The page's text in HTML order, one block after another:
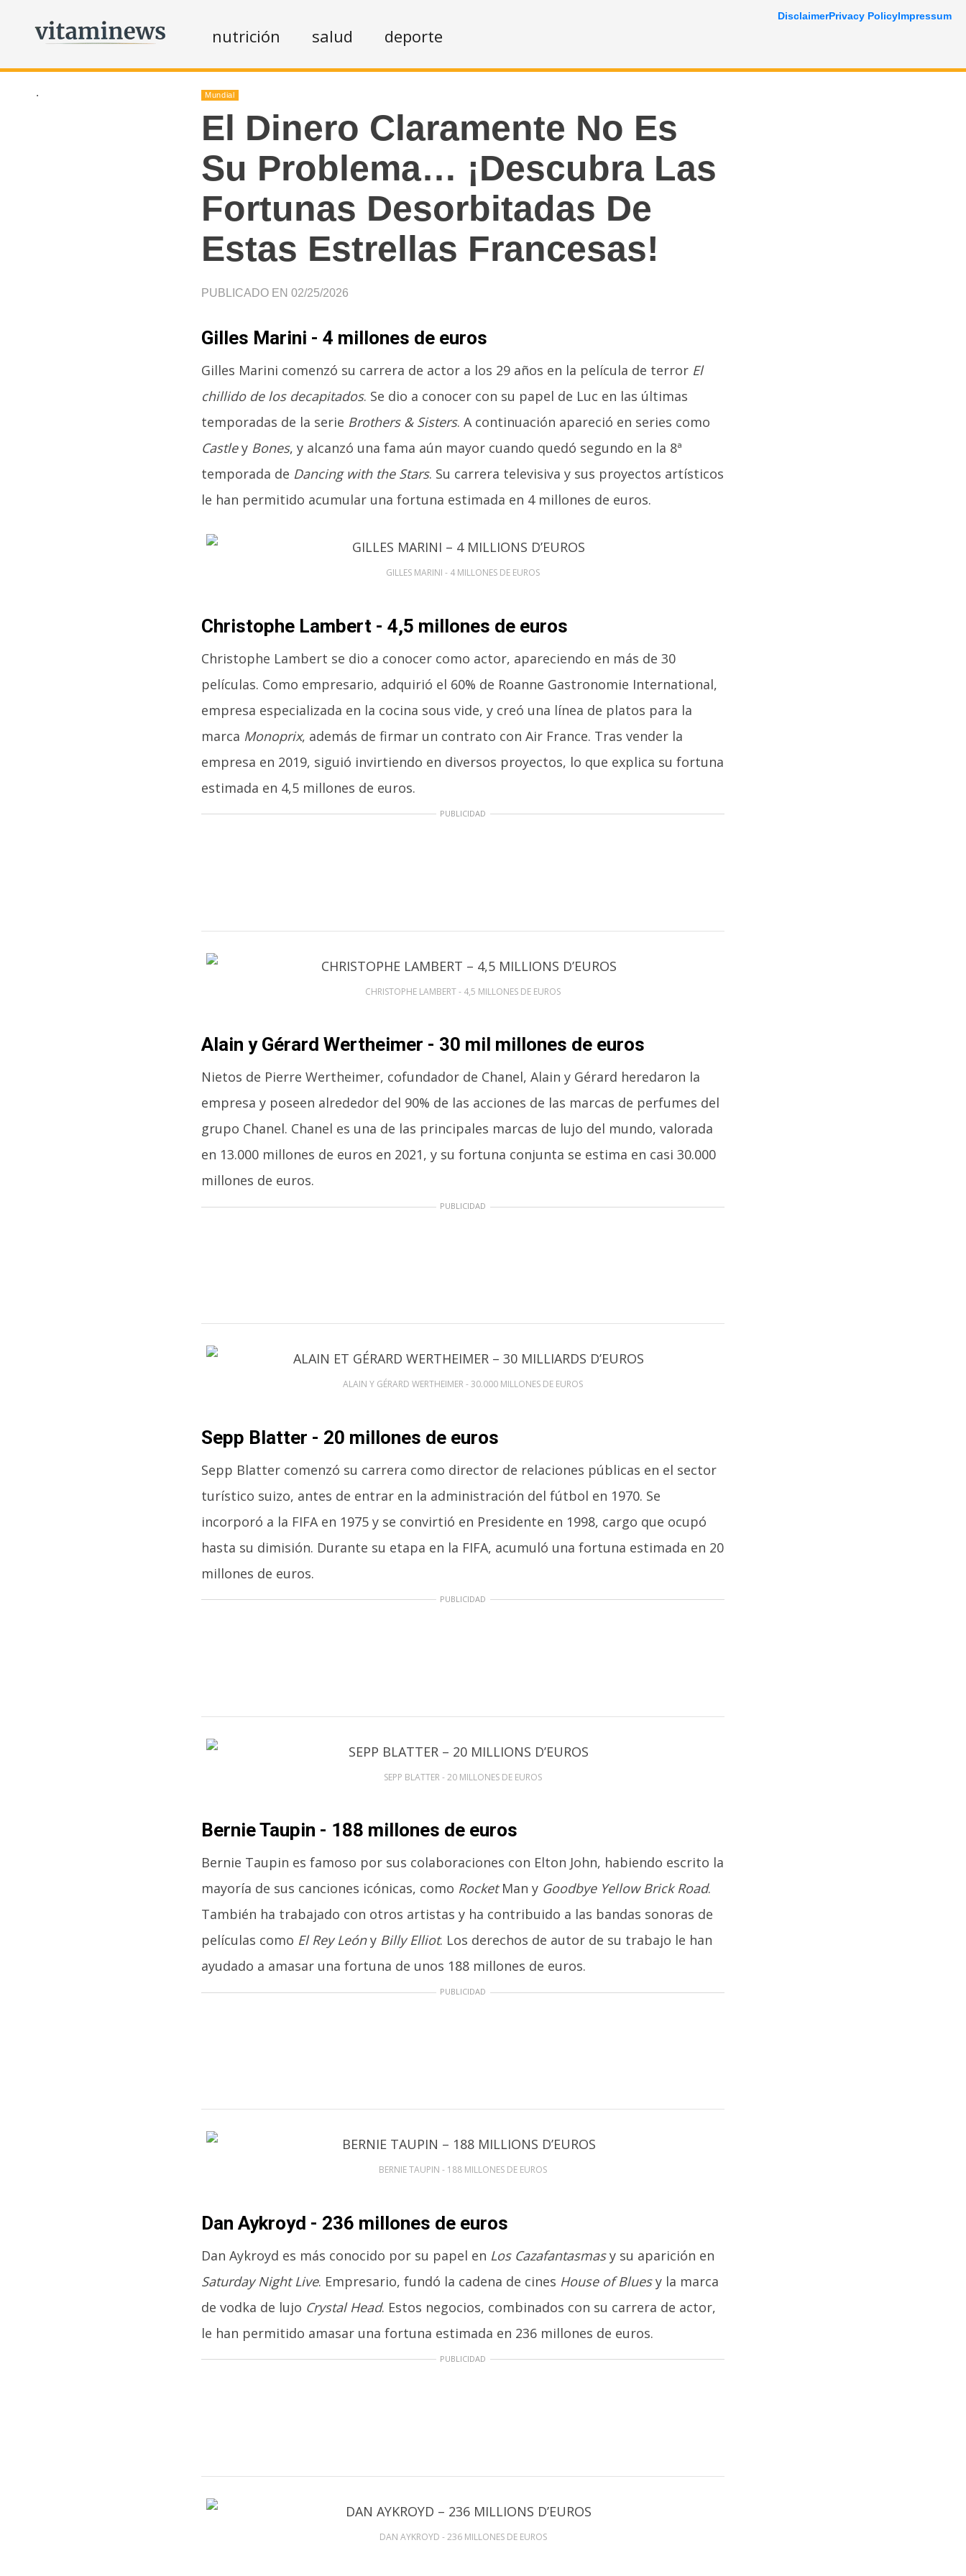
nutrición salud deporte
. Mundial
El Dinero Claramente No Es
Su Problema… ¡Descubra Las
Fortunas Desorbitadas De
Estas Estrellas Francesas!
PUBLICADO EN 02/25/2026
Gilles Marini - 4 millones de euros
Gilles Marini comenzó su carrera de actor a los 29 años en la película de terror El
chillido de los decapitados. Se dio a conocer con su papel de Luc en las últimas
temporadas de la serie Brothers & Sisters. A continuación apareció en series como
Castley Bones, y alcanzó una fama aún mayor cuando quedó segundo en la 8ª
temporada de Dancing with the Stars. Su carrera televisiva y sus proyectos artísticos
le han permitido acumular una fortuna estimada en 4 millones de euros.
GILLES MARINI - 4 MILLONES DE EUROS
Christophe Lambert - 4,5 millones de euros
Christophe Lambert se dio a conocer como actor, apareciendo en más de 30
películas. Como empresario, adquirió el 60% de Roanne Gastronomie International,
empresa especializada en la cocina sous vide, y creó una línea de platos para la
marca Monoprix, además de firmar un contrato con Air France. Tras vender la
empresa en 2019, siguió invirtiendo en diversos proyectos, lo que explica su fortuna
estimada en 4,5 millones de euros.
PUBLICIDAD
CHRISTOPHE LAMBERT - 4,5 MILLONES DE EUROS
Alain y Gérard Wertheimer - 30 mil millones de euros
Nietos de Pierre Wertheimer, cofundador de Chanel, Alain y Gérard heredaron la
empresa y poseen alrededor del 90% de las acciones de las marcas de perfumes del
grupo Chanel. Chanel es una de las principales marcas de lujo del mundo, valorada
en 13.000 millones de euros en 2021, y su fortuna conjunta se estima en casi 30.000
millones de euros.
PUBLICIDAD
ALAIN Y GÉRARD WERTHEIMER - 30.000 MILLONES DE EUROS
Sepp Blatter - 20 millones de euros
Sepp Blatter comenzó su carrera como director de relaciones públicas en el sector
turístico suizo, antes de entrar en la administración del fútbol en 1970. Se
incorporó a la FIFA en 1975 y se convirtió en Presidente en 1998, cargo que ocupó
hasta su dimisión. Durante su etapa en la FIFA, acumuló una fortuna estimada en 20
millones de euros.
PUBLICIDAD
SEPP BLATTER - 20 MILLONES DE EUROS
Bernie Taupin - 188 millones de euros
Bernie Taupin es famoso por sus colaboraciones con Elton John, habiendo escrito la
mayoría de sus canciones icónicas, como RocketMan y Goodbye Yellow Brick Road.
También ha trabajado con otros artistas y ha contribuido a las bandas sonoras de
películas como El Rey Leóny Billy Elliot. Los derechos de autor de su trabajo le han
ayudado a amasar una fortuna de unos 188 millones de euros.
PUBLICIDAD
BERNIE TAUPIN - 188 MILLONES DE EUROS
Dan Aykroyd - 236 millones de euros
Dan Aykroyd es más conocido por su papel en Los Cazafantasmasy su aparición en
Saturday Night Live. Empresario, fundó la cadena de cines House of Bluesy la marca
de vodka de lujo Crystal Head. Estos negocios, combinados con su carrera de actor,
le han permitido amasar una fortuna estimada en 236 millones de euros.
PUBLICIDAD
DAN AYKROYD - 236 MILLONES DE EUROS
DisclaimerPrivacy PolicyImpressum